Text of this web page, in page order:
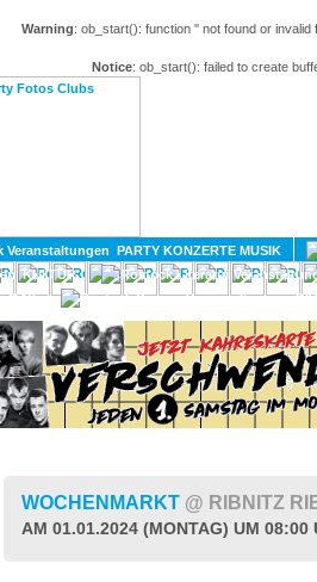
Warning: ob_start(): function '' not found or
Notice: ob_start(): failed to create
PARTY KONZERTE MUSIK
KULTUR
GAY
WOCHENMARKT @ RIBNITZ
AM 01.01.2024 (MONTAG) UM 08:00